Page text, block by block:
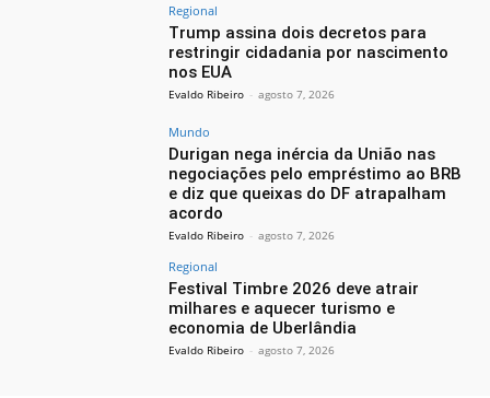
Regional
Trump assina dois decretos para
restringir cidadania por nascimento
nos EUA
Evaldo Ribeiro - agosto 7, 2026
Mundo
Durigan nega inércia da União nas
negociações pelo empréstimo ao BRB
e diz que queixas do DF atrapalham
acordo
Evaldo Ribeiro - agosto 7, 2026
Regional
Festival Timbre 2026 deve atrair
milhares e aquecer turismo e
economia de Uberlândia
Evaldo Ribeiro - agosto 7, 2026